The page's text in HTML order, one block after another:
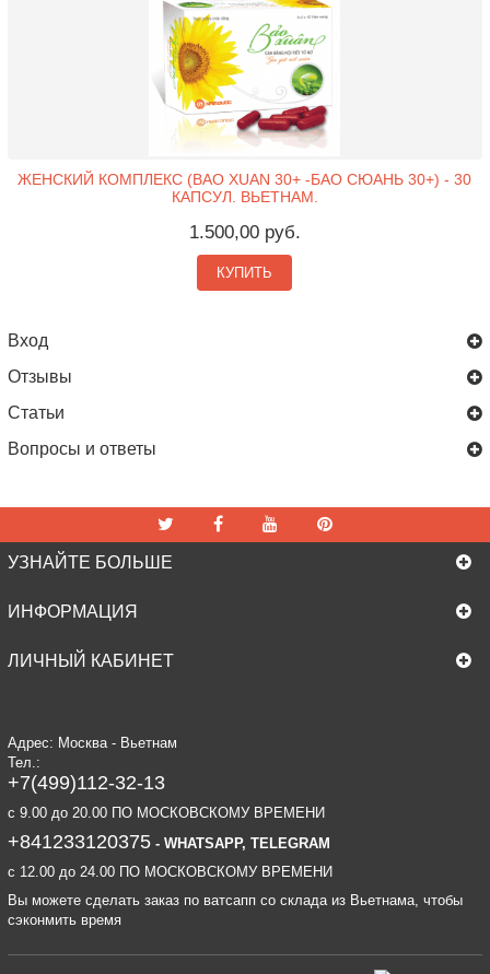
ЖЕНСКИЙ КОМПЛЕКС (BAO XUAN 30+ -БАО СЮАНЬ 30+) - 30
КАПСУЛ. ВЬЕТНАМ.
1.500,00 руб.
КУПИТЬ
Вход
Отзывы
Статьи
Вопросы и ответы
УЗНАЙТЕ БОЛЬШЕ
ИНФОРМАЦИЯ
ЛИЧНЫЙ КАБИНЕТ
Адрес: Москва - Вьетнам
Тел.:
+7(499)112-32-13
c 9.00 до 20.00 ПО МОСКОВСКОМУ ВРЕМЕНИ
+841233120375- WHATSAPP, TELEGRAM
c 12.00 до 24.00 ПО МОСКОВСКОМУ ВРЕМЕНИ
Вы можете сделать заказ по ватсапп со склада из Вьетнама, чтобы
сэконмить время